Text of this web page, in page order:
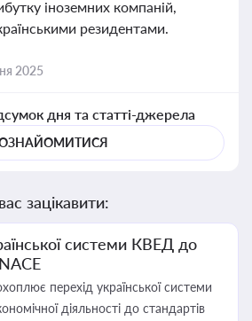
іноземних компаній,
резидентами.
2025
дня та статті-джерела
зацікавити:
системи КВЕД до
перехід української системи
діяльності до стандартів